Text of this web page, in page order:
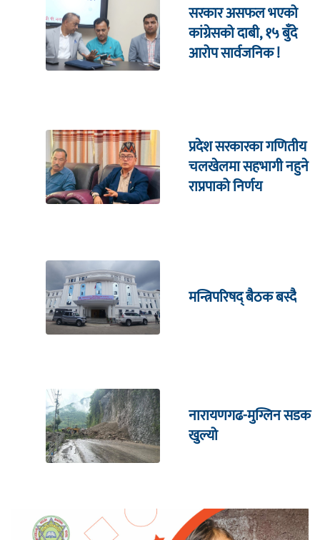
सरकार असफल भएको
कांग्रेसको दाबी, १५ बुँदे
आरोप सार्वजनिक !
प्रदेश सरकारका गणितीय
चलखेलमा सहभागी नहुने
राप्रपाको निर्णय
मन्त्रिपरिषद् बैठक बस्दै
नारायणगढ-मुग्लिन सडक
खुल्यो